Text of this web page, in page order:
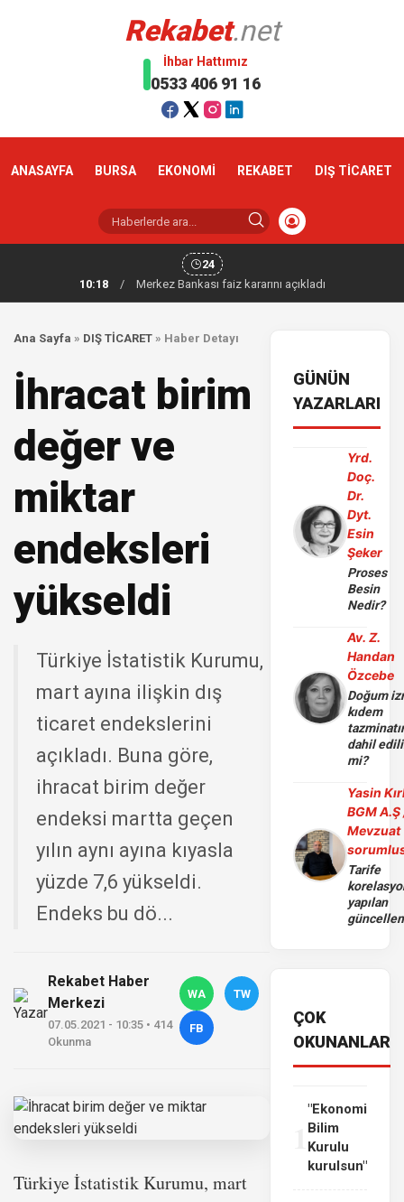
Rekabet.net
İhbar Hattımız
0533 406 91 16
ANASAYFA BURSA EKONOMİ REKABET DIŞ TİCARET
24
10:18
/ Merkez Bankası faiz kararını açıkladı
Ana Sayfa » DIŞ TİCARET » Haber Detayı
İhracat birim
değer ve
miktar
endeksleri
yükseldi
Türkiye İstatistik Kurumu,
mart ayına ilişkin dış
ticaret endekslerini
açıkladı. Buna göre,
ihracat birim değer
endeksi martta geçen
yılın aynı ayına kıyasla
yüzde 7,6 yükseldi.
Endeks bu dö...
Rekabet Haber
Merkezi
07.05.2021 - 10:35 • 414
Okunma
WA TW
FB
Türkiye İstatistik Kurumu, mart
GÜNÜN
YAZARLARI
Yrd.
Doç.
Dr.
Dyt.
Esin
Şeker
Proses
Besin
Nedir?
Av. Z.
Handan
Özcebe
Doğum
kıdem
dahil
mi?
Yasin
BGM A.Ş
Mevzuat
Tarife
yapılan
ÇOK
OKUNANLAR
"Ekonomi
Bilim
Kurulu
kurulsun"